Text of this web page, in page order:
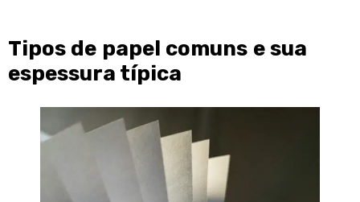
Tipos de papel comuns e sua
espessura típica